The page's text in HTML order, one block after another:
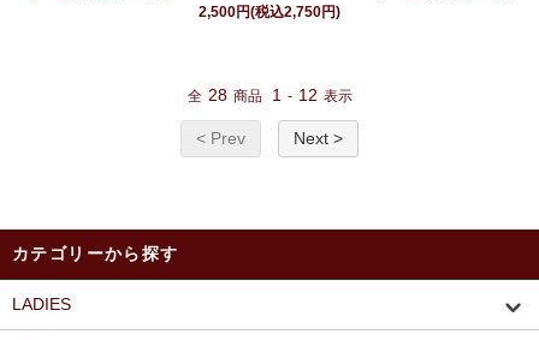
2,500円(税込2,750円)
全 28 商品 1 - 12 表示
< Prev Next >
カテゴリーから探す
LADIES